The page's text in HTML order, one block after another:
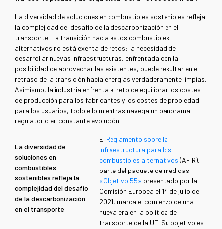
La diversidad de soluciones en combustibles sostenibles refleja
la complejidad del desafío de la descarbonización en el
transporte. La transición hacia estos combustibles
alternativos no está exenta de retos: la necesidad de
desarrollar nuevas infraestructuras, enfrentada con la
posibilidad de aprovechar las existentes, puede resultar en el
retraso de la transición hacia energías verdaderamente limpias.
Asimismo, la industria enfrenta el reto de equilibrar los costes
de producción para los fabricantes y los costes de propiedad
para los usuarios, todo ello mientras navega un panorama
regulatorio en constante evolución.
La diversidad de
soluciones en
combustibles
sostenibles refleja la
complejidad del desafío
de la descarbonización
en el transporte
El Reglamento sobre la
infraestructura para los
combustibles alternativos (AFIR),
parte del paquete de medidas
«Objetivo 55» presentado por la
Comisión Europea el 14 de julio de
2021, marca el comienzo de una
nueva era en la política de
transporte de la UE. Su objetivo es